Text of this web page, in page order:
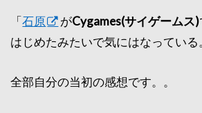
「石原 がCygames(サイゲームス)
はじめたみたいで気にはなっている
全部自分の当初の感想です。。